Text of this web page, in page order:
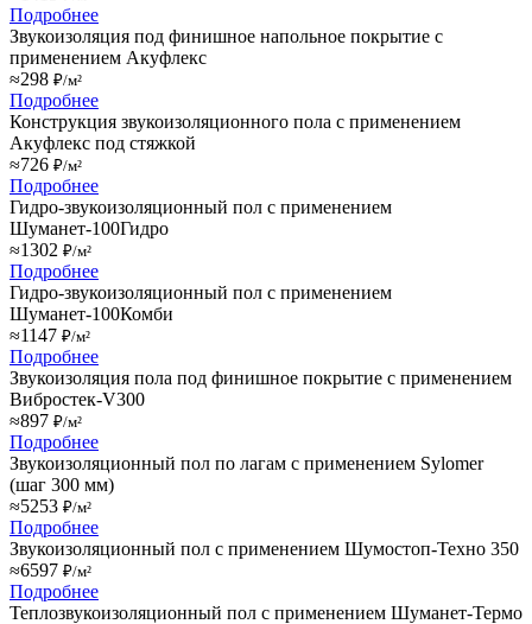
Подробнее
Звукоизоляция под финишное напольное покрытие с
применением Акуфлекс
≈298 ₽/м²
Подробнее
Конструкция звукоизоляционного пола с применением
Акуфлекс под стяжкой
≈726 ₽/м²
Подробнее
Гидро-звукоизоляционный пол с применением
Шуманет-100Гидро
≈1302 ₽/м²
Подробнее
Гидро-звукоизоляционный пол с применением
Шуманет-100Комби
≈1147 ₽/м²
Подробнее
Звукоизоляция пола под финишное покрытие с применением
Вибростек-V300
≈897 ₽/м²
Подробнее
Звукоизоляционный пол по лагам с применением Sylomer
(шаг 300 мм)
≈5253 ₽/м²
Подробнее
Звукоизоляционный пол с применением Шумостоп-Техно 350
≈6597 ₽/м²
Подробнее
Теплозвукоизоляционный пол с применением Шуманет-Термо